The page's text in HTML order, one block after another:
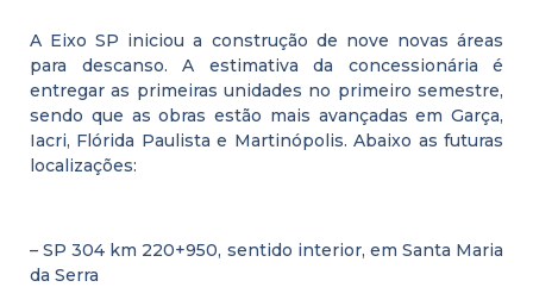
A Eixo SP iniciou a construção de nove novas áreas
para descanso. A estimativa da concessionária é
entregar as primeiras unidades no primeiro semestre,
sendo que as obras estão mais avançadas em Garça,
Iacri, Flórida Paulista e Martinópolis. Abaixo as futuras
localizações:
– SP 304 km 220+950, sentido interior, em Santa Maria
da Serra